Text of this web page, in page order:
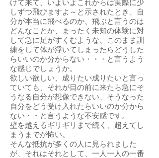
けて来て、いよいよこれからは実際に少
しずつ飛びますよ～と示されたとき、自
分が本当に飛べるのか、飛ぶと言うのは
どんなことか、まったく未知の体験に対
して急に足がすくむような、このまま訓
練をして体が浮いてしまったらどうした
らいいのか分からない・・・と言うよう
な感じでしょうか。
欲しい欲しい、成りたい成りたいと言っ
ていても、それが目の前に来たら急にそ
うなる自分が想像できない、そうなった
自分をどう受け入れたらいいのか分から
ない・・と言うような不安感です。
壁を越えるギリギリまで続く、超えてし
まうまでが怖い。
そんな抵抗が多くの人に見られました
が、それはそれとして、一人一人の一番